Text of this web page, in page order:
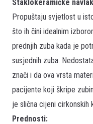
Staklokeramičke
Propuštaju svjetlost u
što ih čini idealnim
prednjih zuba kada je
susjednih zuba.
znači i da ova vrsta
pacijente koji škripe
je slična cijeni cirkonskih
Prednosti: